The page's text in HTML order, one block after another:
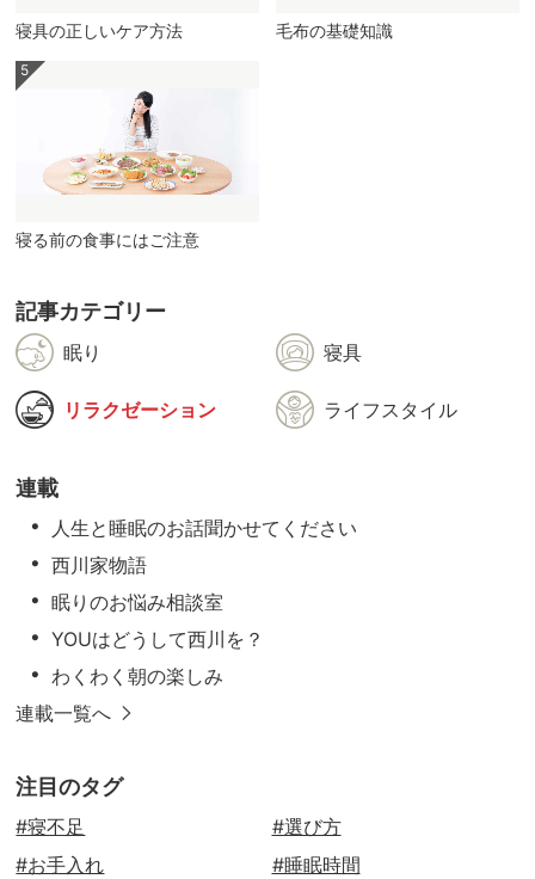
寝具の正しいケア方法 毛布の基礎知識
寝る前の食事にはご注意
記事カテゴリー
眠り
寝具
リラクゼーション ライフスタイル
連載
人生と睡眠のお話聞かせてください
西川家物語
眠りのお悩み相談室
YOUはどうして西川を？
わくわく朝の楽しみ
連載一覧へ
注目のタグ
#寝不足
#選び方
#お手入れ
#睡眠時間